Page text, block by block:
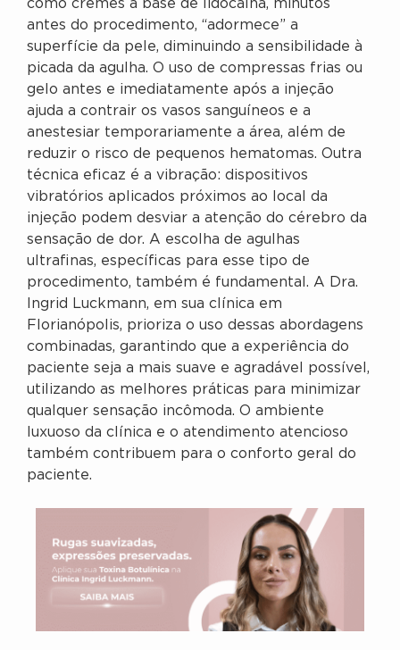
como cremes à base de lidocaína, minutos
antes do procedimento, “adormece” a
superfície da pele, diminuindo a sensibilidade à
picada da agulha. O uso de compressas frias ou
gelo antes e imediatamente após a injeção
ajuda a contrair os vasos sanguíneos e a
anestesiar temporariamente a área, além de
reduzir o risco de pequenos hematomas. Outra
técnica eficaz é a vibração: dispositivos
vibratórios aplicados próximos ao local da
injeção podem desviar a atenção do cérebro da
sensação de dor. A escolha de agulhas
ultrafinas, específicas para esse tipo de
procedimento, também é fundamental. A Dra.
Ingrid Luckmann, em sua clínica em
Florianópolis, prioriza o uso dessas abordagens
combinadas, garantindo que a experiência do
paciente seja a mais suave e agradável possível,
utilizando as melhores práticas para minimizar
qualquer sensação incômoda. O ambiente
luxuoso da clínica e o atendimento atencioso
também contribuem para o conforto geral do
paciente.